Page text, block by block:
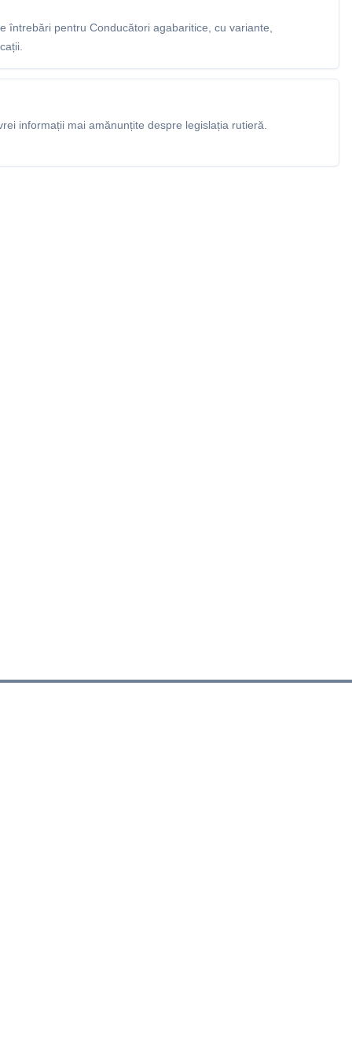
întrebări pentru Conducători agabaritice, cu variante,
informații mai amănunțite despre legislația rutieră.